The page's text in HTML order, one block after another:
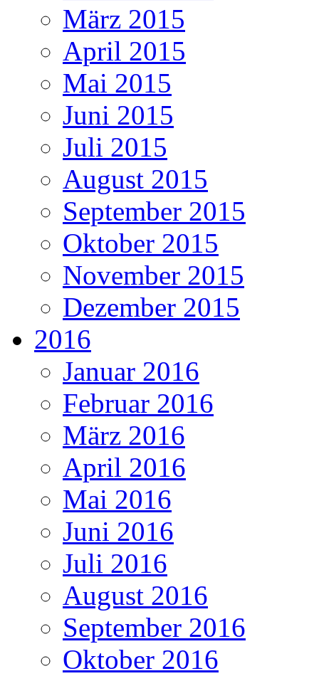
März 2015
April 2015
Mai 2015
Juni 2015
Juli 2015
August 2015
September 2015
Oktober 2015
November 2015
Dezember 2015
2016
Januar 2016
Februar 2016
März 2016
April 2016
Mai 2016
Juni 2016
Juli 2016
August 2016
September 2016
Oktober 2016